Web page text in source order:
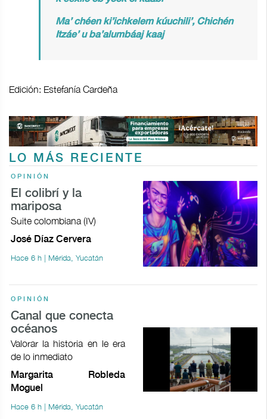
Ma’ chéen ki’ichkelem kúuchili’, Chichén
Itzáe’ u ba’alumbáaj kaaj
Edición: Estefanía Cardeña
LO MÁS RECIENTE
OPINIÓN
El colibrí y la
mariposa
Suite colombiana (IV)
José Díaz Cervera
Hace 6 h | Mérida, Yucatán
OPINIÓN
Canal que conecta
océanos
Valorar la historia en le era
de lo inmediato
Margarita Robleda
Moguel
Hace 6 h | Mérida, Yucatán